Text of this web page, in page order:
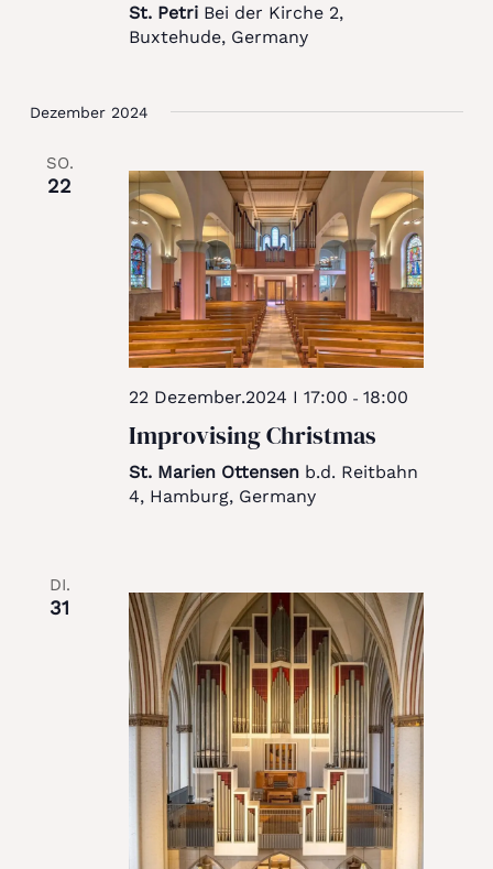
St. Petri Bei der Kirche 2,
Buxtehude, Germany
Dezember 2024
SO.
22
22 Dezember.2024 I 17:00 - 18:00
Improvising Christmas
St. Marien Ottensen b.d. Reitbahn
4, Hamburg, Germany
DI.
31